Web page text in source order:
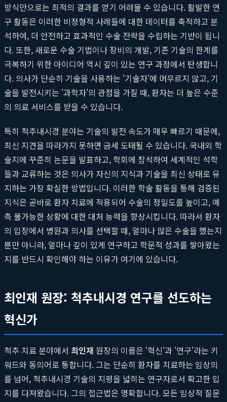
방식만으로는 최적의 결과를 얻기 어려울 수 있습니다. 활발한 연
구 활동은 이러한 비정형적 사례들에 대한 데이터를 축적하고 분
석하여, 더 안전하고 효과적인 수술 전략을 수립하는 기반이 됩니
다. 또한, 새로운 수술 기법이나 장비의 개발, 기존 기술의 한계를
극복하기 위한 아이디어 역시 깊이 있는 연구 과정에서 탄생합니
다. 의사가 단순히 기술을 사용하는 '기술자'에 머무르지 않고, 기
술을 발전시키는 '과학자'의 관점을 가질 때, 환자는 더 높은 수준
의 의료 서비스를 받을 수 있습니다.
특히 척추내시경 분야는 기술의 발전 속도가 매우 빠르기 때문에,
최신 지견을 따라가지 못하면 금세 도태될 수 있습니다. 국내외 학
술지에 꾸준히 논문을 발표하고, 학회에 참석하여 세계적인 석학
들과 교류하는 것은 의사가 자신의 지식과 기술을 최신 상태로 유
지하는 가장 확실한 방법입니다. 이러한 학술 활동을 통해 검증된
지식은 곧바로 환자 치료에 적용되어 수술의 정밀도를 높이고, 예
측 불가능한 상황에 대한 대처 능력을 향상시킵니다. 따라서 환자
의 입장에서 병원과 의사를 선택할 때, 얼마나 많은 수술을 했는지
뿐만 아니라, 얼마나 깊이 있게 연구하고 학문적 성과를 쌓아왔는
지를 반드시 확인해야 하는 이유가 여기에 있습니다.
최인재 원장: 척추내시경 연구를 선도하는
혁신가
척추 치료 분야에서 최인재 원장의 이름은 '혁신'과 '연구'라는 키
워드와 동의어로 통합니다. 그는 단순히 환자를 치료하는 임상의
를 넘어, 척추내시경 기술의 지평을 넓히는 연구자로서 확고한 입
지를 다져왔습니다. 그의 접근법은 명확합니다. 모든 임상적 질문